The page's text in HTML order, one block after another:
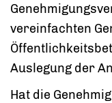
vereinfachten
Auslegung der
Hat die